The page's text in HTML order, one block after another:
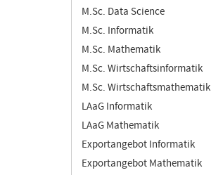
M.Sc. Data Science
M.Sc. Informatik
M.Sc. Mathematik
M.Sc. Wirtschaftsinformatik
M.Sc. Wirtschaftsmathematik
LAaG Informatik
LAaG Mathematik
Exportangebot Informatik
Exportangebot Mathematik